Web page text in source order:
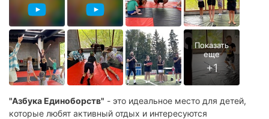
"Азбука Единоборств"
которые любят активный отдых и интересуются